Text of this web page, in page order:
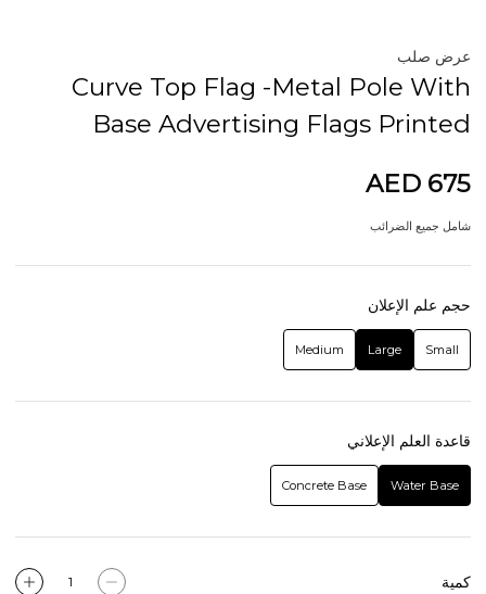
عرض صلب
Curve Top Flag -Metal Pole With
Base Advertising Flags Printed
AED 675
شامل جميع الضرائب
حجم علم الإعلان
Small
Large
Medium
قاعدة العلم الإعلاني
Water Base
Concrete Base
كمية